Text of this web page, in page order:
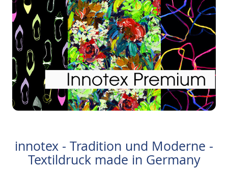
innotex - Tradition und Moderne -
Textildruck made in Germany